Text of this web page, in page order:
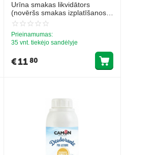
Urīna smakas likvidātors
(novēršs smakas izplatīšanos)
750ml
Prieinamumas:
35 vnt. tiekėjo sandėlyje
€1180